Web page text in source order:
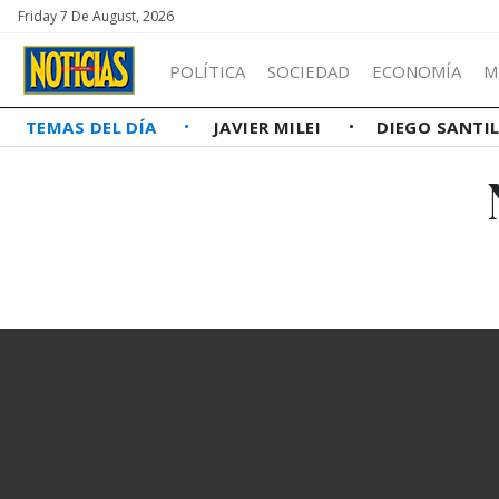
Friday 7 De August, 2026
POLÍTICA SOCIEDAD ECONOMÍA
TEMAS DEL DÍA JAVIER MILEI DIEGO